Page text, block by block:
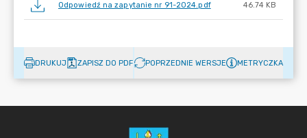
Odpowiedź na zapytanie nr 91-2024.pdf 46.74 KB
DRUKUJ ZAPISZ DO PDF POPRZEDNIE WERSJE METRYCZKA